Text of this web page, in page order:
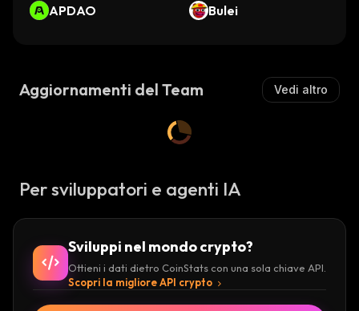
APDAO
Bulei
Aggiornamenti del Team Vedi altro
Per sviluppatori e agenti IA
Sviluppi nel mondo crypto?
Ottieni i dati dietro CoinStats con una sola chiave API.
Scopri la migliore API crypto